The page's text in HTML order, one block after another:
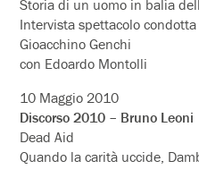
Storia di un uomo in balìa
Intervista spettacolo
Gioacchino Genchi
con Edoardo Montolli
10 Maggio 2010
Discorso 2010 – Bruno Leoni
Dead Aid
Quando la carità uccide,